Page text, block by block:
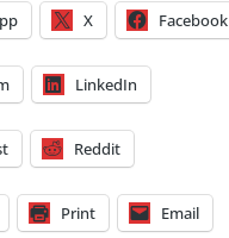
X Facebook
LinkedIn
Reddit
Print Email